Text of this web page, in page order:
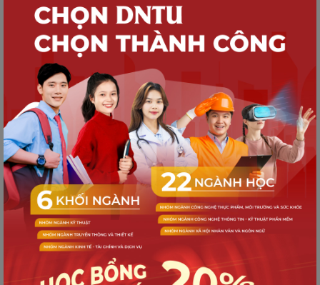
cho bản thân?
Hành trình hướng nghiệp tại Trường THPT.
Hoàng Diệu, THPT. Trần Phú, TP. Long Khánh,
Đồng Nai
Tips chọn ngành – chọn nghề dành cho
người hướng nội
DNTU đồng hành cùng teen THPT Hoàng
Diệu
Chương trình Đào tạo Kỹ năng & Hướng
nghiệp 2025 tại Trường THPT Tam Hiệp: Giải
tỏa áp lực, vững bước tương lai